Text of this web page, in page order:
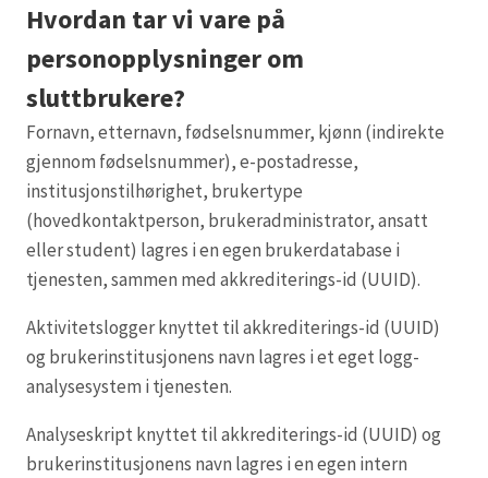
Hvordan tar vi vare på
personopplysninger om
sluttbrukere?
Fornavn, etternavn, fødselsnummer, kjønn (indirekte
gjennom fødselsnummer), e-postadresse,
institusjonstilhørighet, brukertype
(hovedkontaktperson, brukeradministrator, ansatt
eller student) lagres i en egen brukerdatabase i
tjenesten, sammen med akkrediterings-id (UUID).
Aktivitetslogger knyttet til akkrediterings-id (UUID)
og brukerinstitusjonens navn lagres i et eget logg-
analysesystem i tjenesten.
Analyseskript knyttet til akkrediterings-id (UUID) og
brukerinstitusjonens navn lagres i en egen intern